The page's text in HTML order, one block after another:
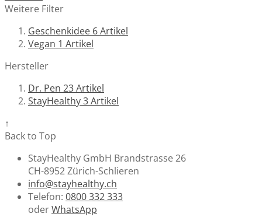
Weitere Filter
Geschenkidee 6Artikel
Vegan 1 Artikel
Hersteller
Dr. Pen 23Artikel
StayHealthy3Artikel
↑
Back to Top
StayHealthy GmbH Brandstrasse 26
CH-8952 Zürich-Schlieren
info@stayhealthy.ch
Telefon: 0800 332 333
oderWhatsApp